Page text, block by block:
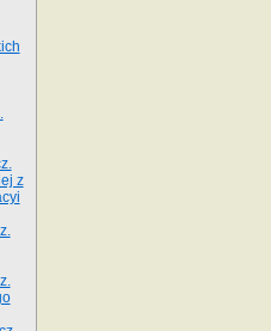
z